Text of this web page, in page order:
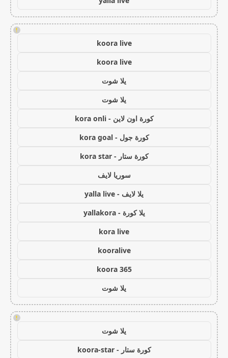
!
koora live
koora live
يلا شوت
يلا شوت
كورة اون لاين - kora onli
كورة جول - kora goal
كورة ستار - kora star
سوريا لايف
يلا لايف - yalla live
يلا كورة - yallakora
kora live
kooralive
koora 365
يلا شوت
!
يلا شوت
كورة ستار - koora-star